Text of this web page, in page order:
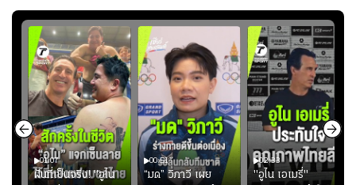
01:07
ฝันที่เป็นจริง! "อูไน
00:51
“มด” วิภาวี เผย
02:33
"อูไน เอเมรี่"